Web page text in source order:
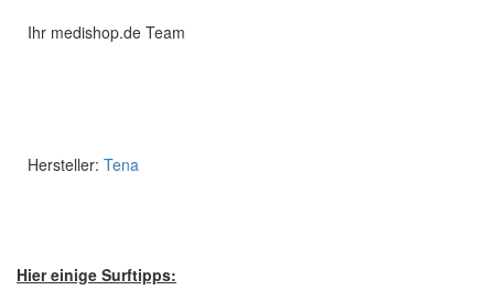
Ihr medishop.de Team
Hersteller: Tena
Hier einige Surftipps: